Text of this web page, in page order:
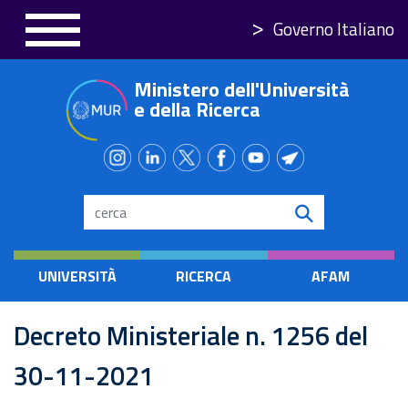
principale
Governo Italiano
Ministero dell'Università
e della Ricerca
Search
UNIVERSITÀ RICERCA AFAM
Decreto Ministeriale n. 1256 del
30-11-2021